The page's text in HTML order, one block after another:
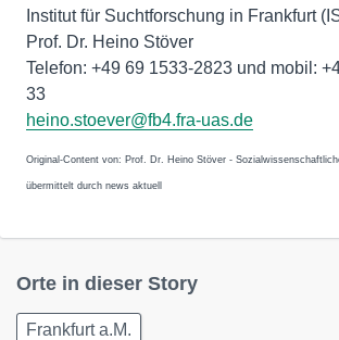
Institut für Suchtforschung in Frankfurt
Prof. Dr. Heino Stöver
Telefon: +49 69 1533-2823 und mobil:
33
heino.stoever@fb4.fra-uas.de
Original-Content von: Prof. Dr. Heino Stöver -
übermittelt durch news aktuell
Orte in dieser Story
Frankfurt a.M.